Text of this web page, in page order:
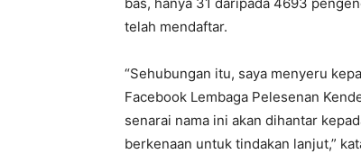
bas, hanya 31 daripada 4693
telah mendaftar.
“Sehubungan itu, saya menyeru
Facebook Lembaga Pelesenan
senarai nama ini akan dihantar
berkenaan untuk tindakan lanjut,”